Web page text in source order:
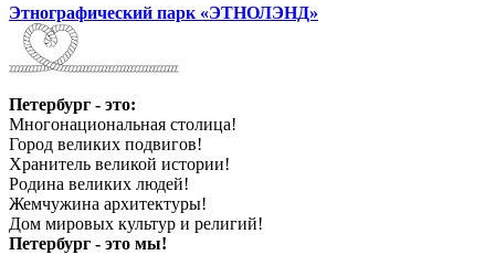
Этнографический парк «ЭТНОЛЭНД»
Петербург - это:
Многонациональная столица!
Город великих подвигов!
Хранитель великой истории!
Родина великих людей!
Жемчужина архитектуры!
Дом мировых культур и религий!
Петербург - это мы!